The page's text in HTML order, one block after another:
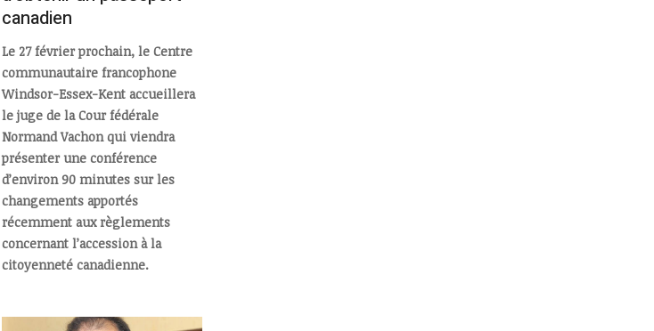
canadien
Le 27 février prochain, le Centre
communautaire francophone
Windsor-Essex-Kent accueillera
le juge de la Cour fédérale
Normand Vachon qui viendra
présenter une conférence
d’environ 90 minutes sur les
changements apportés
récemment aux règlements
concernant l’accession à la
citoyenneté canadienne.